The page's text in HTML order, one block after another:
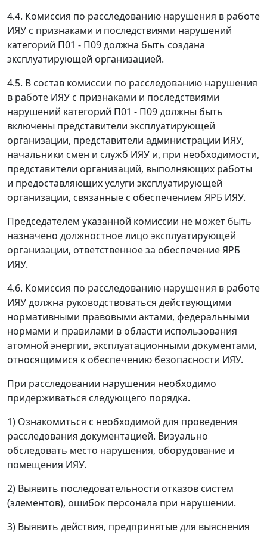
4.4. Комиссия по расследованию нарушения в работе
ИЯУ с признаками и последствиями нарушений
категорий П01 - П09 должна быть создана
эксплуатирующей организацией.
4.5. В состав комиссии по расследованию нарушения
в работе ИЯУ с признаками и последствиями
нарушений категорий П01 - П09 должны быть
включены представители эксплуатирующей
организации, представители администрации ИЯУ,
начальники смен и служб ИЯУ и, при необходимости,
представители организаций, выполняющих работы
и предоставляющих услуги эксплуатирующей
организации, связанные с обеспечением ЯРБ ИЯУ.
Председателем указанной комиссии не может быть
назначено должностное лицо эксплуатирующей
организации, ответственное за обеспечение ЯРБ
ИЯУ.
4.6. Комиссия по расследованию нарушения в работе
ИЯУ должна руководствоваться действующими
нормативными правовыми актами, федеральными
нормами и правилами в области использования
атомной энергии, эксплуатационными документами,
относящимися к обеспечению безопасности ИЯУ.
При расследовании нарушения необходимо
придерживаться следующего порядка.
1) Ознакомиться с необходимой для проведения
расследования документацией. Визуально
обследовать место нарушения, оборудование и
помещения ИЯУ.
2) Выявить последовательности отказов систем
(элементов), ошибок персонала при нарушении.
3) Выявить действия, предпринятые для выяснения